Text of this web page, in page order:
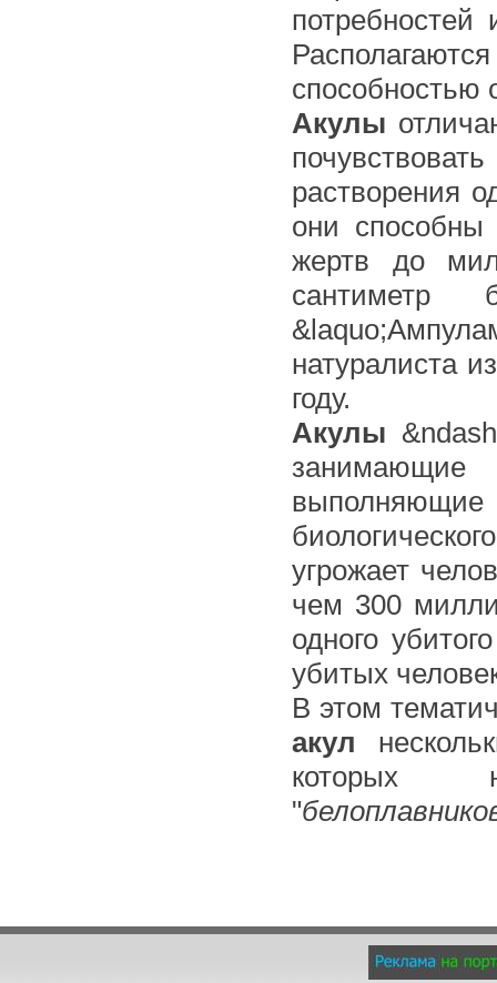
способностью
Акулы
растворения
они способны
жертв до
сантиметр
натуралиста
году.
Акулы
угрожает
чем 300
одного
убитых
В этом
акул
которых
"